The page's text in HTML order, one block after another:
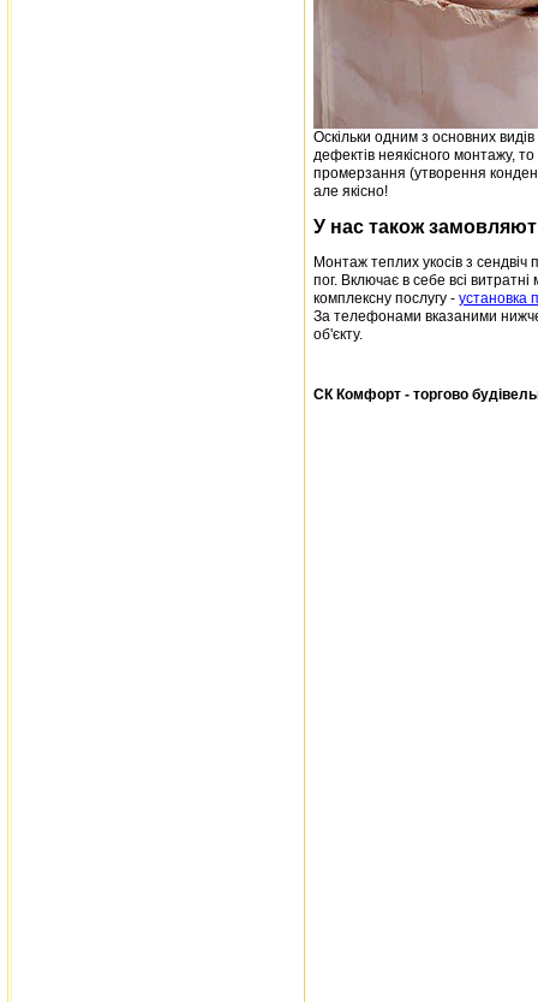
Оскільки одним з основних
дефектів неякісного монтажу,
промерзання (утворення
але якісно!
У нас також
Монтаж теплих укосів з сендвіч
пог. Включає в себе всі
комплексну послугу - установка
За телефонами вказаними
об'єкту.
СК Комфорт - торгово